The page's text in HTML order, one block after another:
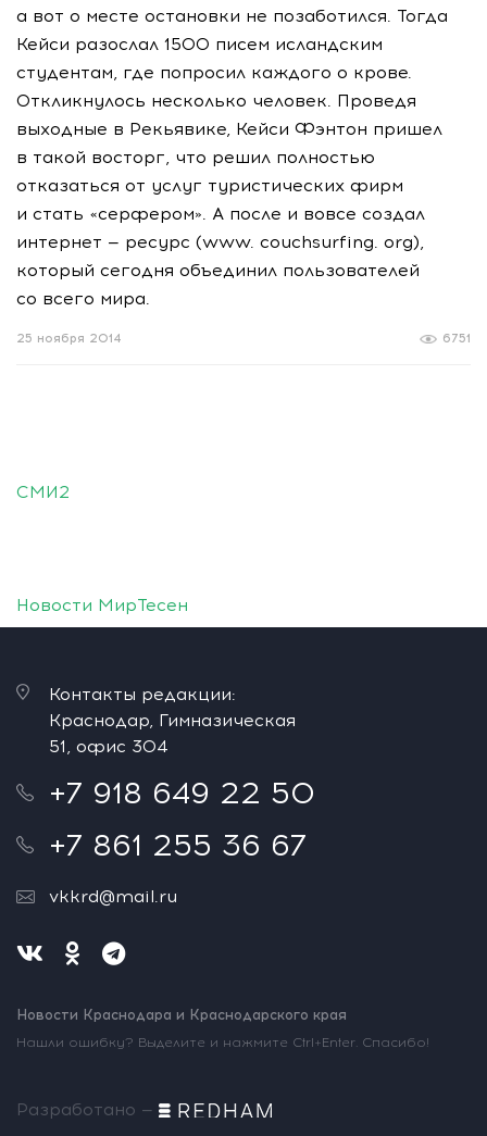
а вот о месте остановки не позаботился. Тогда
Кейси разослал 1500 писем исландским
студентам, где попросил каждого о крове.
Откликнулось несколько человек. Проведя
выходные в Рекьявике, Кейси Фэнтон пришел
в такой восторг, что решил полностью
отказаться от услуг туристических фирм
и стать «серфером». А после и вовсе создал
интернет — ресурс (www. couchsurfing. org),
который сегодня объединил пользователей
со всего мира.
6751
25 ноября 2014
СМИ2
Новости МирТесен
Контакты редакции:
Краснодар, Гимназическая
51, офис 304
+7 918 649 22 50
+7 861 255 36 67
vkkrd@mail.ru
Новости Краснодара и Краснодарского края
Нашли ошибку? Выделите и нажмите Ctrl+Enter. Спасибо!
Разработано —